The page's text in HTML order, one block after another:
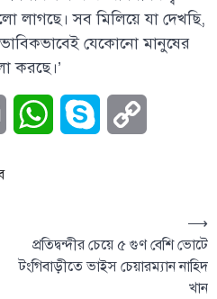
লাগছে। সব মিলিয়ে যা দেখছি,
যেকোনো মানুষের
করছে।’
Email WhatsAppSkype
প্রতিদ্বন্দীর চেয়ে ৫ গুণ বেশি ভোটে
টংগিবাড়ীতে ভাইস চেয়ারম্যান নাহিদ
খান
⟶